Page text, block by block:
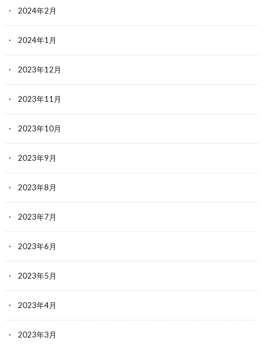
2024年2月
2024年1月
2023年12月
2023年11月
2023年10月
2023年9月
2023年8月
2023年7月
2023年6月
2023年5月
2023年4月
2023年3月